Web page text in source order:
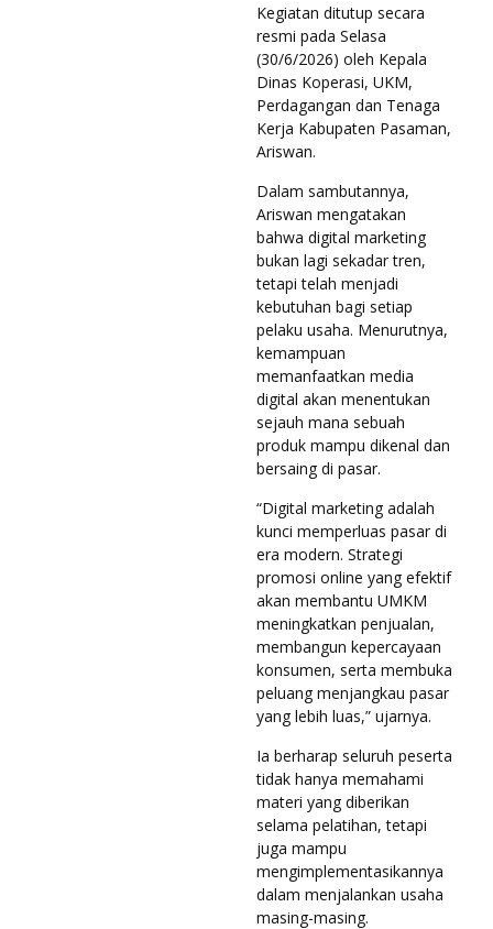
Kegiatan ditutup secara
resmi pada Selasa
(30/6/2026) oleh Kepala
Dinas Koperasi, UKM,
Perdagangan dan Tenaga
Kerja Kabupaten Pasaman,
Ariswan.
Dalam sambutannya,
Ariswan mengatakan
bahwa digital marketing
bukan lagi sekadar tren,
tetapi telah menjadi
kebutuhan bagi setiap
pelaku usaha. Menurutnya,
kemampuan
memanfaatkan media
digital akan menentukan
sejauh mana sebuah
produk mampu dikenal dan
bersaing di pasar.
“Digital marketing adalah
kunci memperluas pasar di
era modern. Strategi
promosi online yang efektif
akan membantu UMKM
meningkatkan penjualan,
membangun kepercayaan
konsumen, serta membuka
peluang menjangkau pasar
yang lebih luas,” ujarnya.
Ia berharap seluruh peserta
tidak hanya memahami
materi yang diberikan
selama pelatihan, tetapi
juga mampu
mengimplementasikannya
dalam menjalankan usaha
masing-masing.